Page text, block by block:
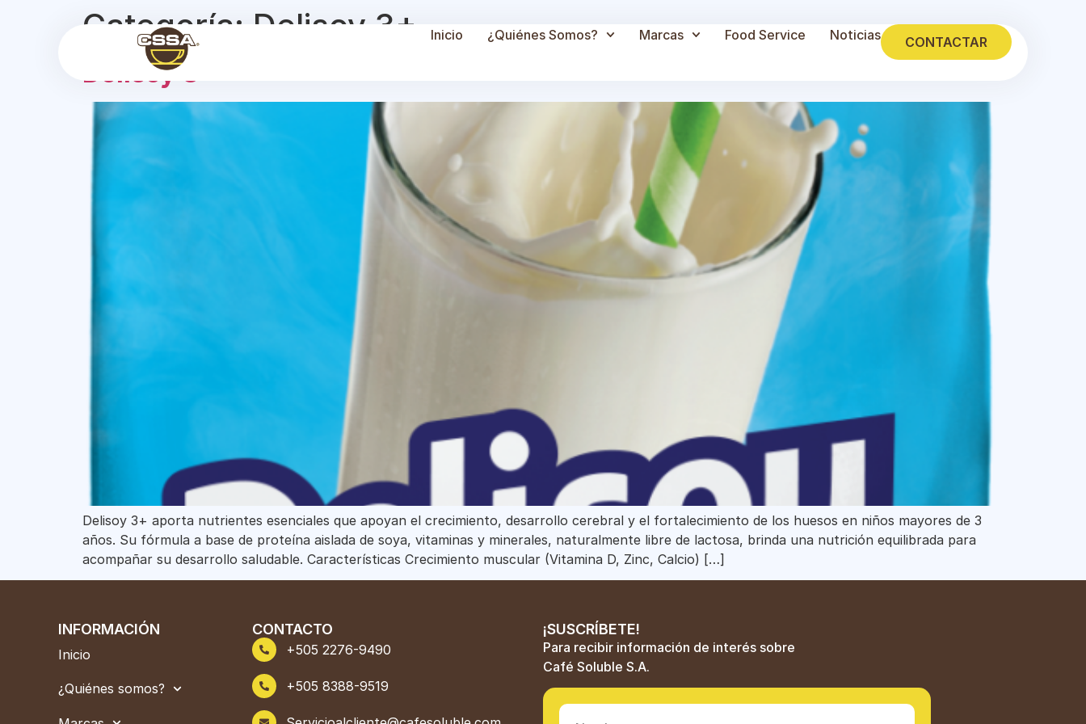
Inicio ¿Quiénes Somos? Marcas Food Service Noticias CONTACTAR
Categoría: Delisoy 3+
Delisoy 3+
Delisoy 3+ aporta nutrientes esenciales que apoyan el crecimiento, desarrollo cerebral y el fortalecimiento de los huesos en niños mayores de 3
años. Su fórmula a base de proteína aislada de soya, vitaminas y minerales, naturalmente libre de lactosa, brinda una nutrición equilibrada para
acompañar su desarrollo saludable. Características Crecimiento muscular (Vitamina D, Zinc, Calcio) […]
INFORMACIÓN
Inicio
¿Quiénes somos?
CONTACTO
+505 2276-9490
+505 8388-9519
¡SUSCRÍBETE!
Para recibir información de interés sobre
Café Soluble S.A.